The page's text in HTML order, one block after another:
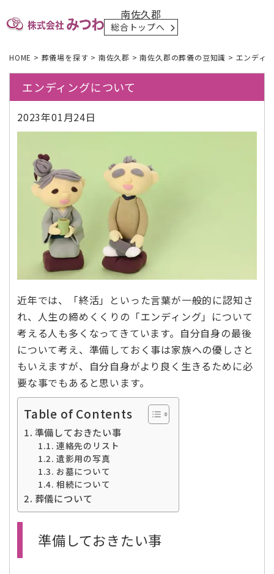
南佐久郡
総合トップへ
HOME > 葬儀場を探す > 南佐久郡 >南佐久郡の葬儀の豆知識 > エンディ
エンディングについて
2023年01月24日
近年では、「終活」といった言葉が一般的に認知さ
れ、人生の締めくくりの「エンディング」について
考える人も多くなってきています。自分自身の最後
について考え、準備しておく事は家族への優しさと
もいえますが、自分自身がより良く生きるために必
要な事でもあると思います。
Table of Contents
準備しておきたい事
連絡先のリスト
遺影用の写真
お墓について
相続について
葬儀について
準備しておきたい事